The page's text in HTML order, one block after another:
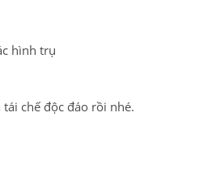
hình trụ
chế độc đáo rồi nhé.